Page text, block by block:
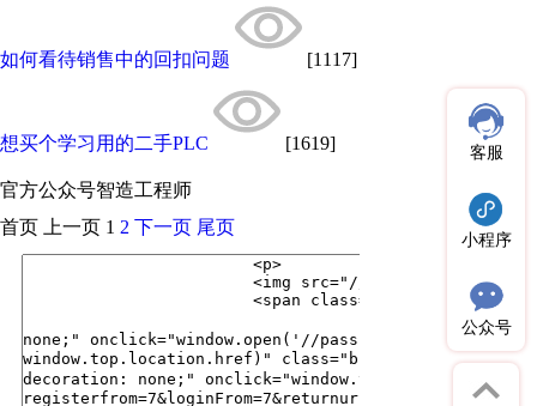
如何看待销售中的回扣问题 [1117]
想买个学习用的二手PLC [1619]
官方公众号智造工程师
客服
小程序
公众号
首页 上一页 1 2 下一页 尾页